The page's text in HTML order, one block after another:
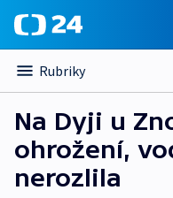
Rubriky
Na Dyji u
ohrožení,
nerozlila